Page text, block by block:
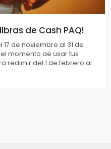
de Cash PAQ!
de noviembre al 31 de
momento de usar tus
redimir del 1 de febrero al